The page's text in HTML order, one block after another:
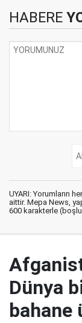
HABERE
UYARI: Yorumların
aittir. Mepa News,
600 karakterle
Dünya
bahane